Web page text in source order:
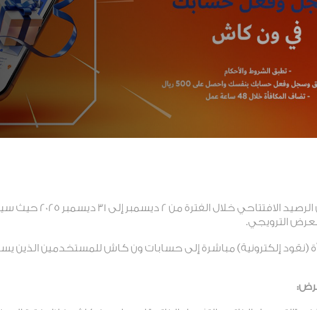
سيتم توفير عرض
الترويجي.
(نقود إلكترونية) مباشرة إلى حسابات ون كاش للمستخدمين الذين